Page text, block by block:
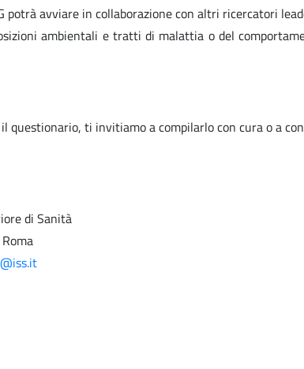
potrà avviare in collaborazione con altri ricercatori
ambientali e tratti di malattia o del
questionario, ti invitiamo a compilarlo con cura o a
di Sanità